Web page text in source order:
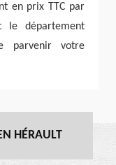
en prix TTC par
le département
parvenir votre
HÉRAULT